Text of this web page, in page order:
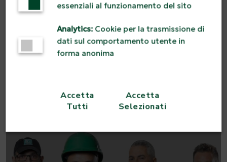
UNA FAMIGLIA EXTRALARGE
Un'unica grande famiglia che negli anni ha accolto
nuove realtà ed ampliato il proprio organico in maniera
continuativa.
essenziali al funzionamento del sito
Analytics:Cookie per la trasmissione di
dati sul comportamento utente in
forma anonima
Accetta
Tutti
Accetta
Selezionati